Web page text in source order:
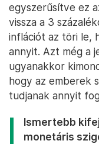
egyszerűsítve ez
vissza a 3
inflációt az töri le,
annyit. Azt még a
ugyanakkor
hogy az emberek
tudjanak annyit
Ismertebb
monetáris